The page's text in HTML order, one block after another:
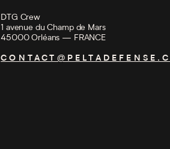
DTG Crew
1 avenue du Champ de Mars
45000 Orléans — FRANCE